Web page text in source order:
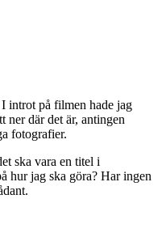
introt på filmen hade jag
ner där det är, antingen
fotografier.
ska vara en titel i
hur jag ska göra? Har ingen